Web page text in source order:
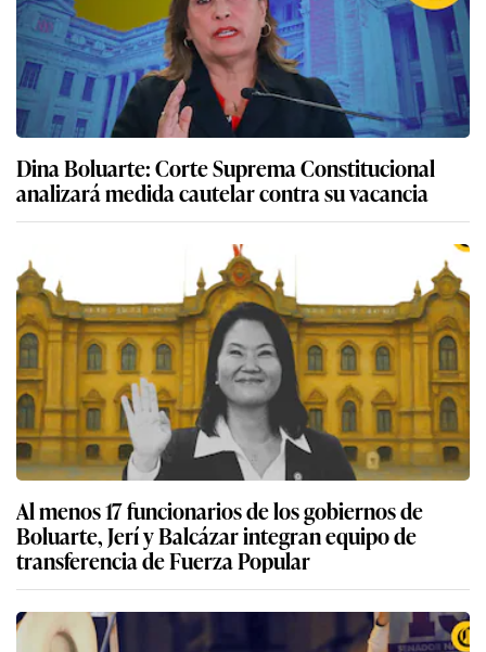
Dina Boluarte: Corte Suprema Constitucional
analizará medida cautelar contra su vacancia
Al menos 17 funcionarios de los gobiernos de
Boluarte, Jerí y Balcázar integran equipo de
transferencia de Fuerza Popular